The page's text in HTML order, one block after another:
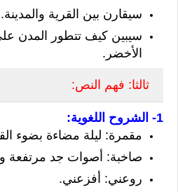
سيقارن بين القرية والمدينة.
سيبين كيف تتطور المدن
الأخضر.
ثالثا: فهم النص:
1- الشروح اللغوية:
مقمرة: ليلة مضاءة بضوء
صاخبة: أصوات جد مرتفعة
روعني: أفزعني.